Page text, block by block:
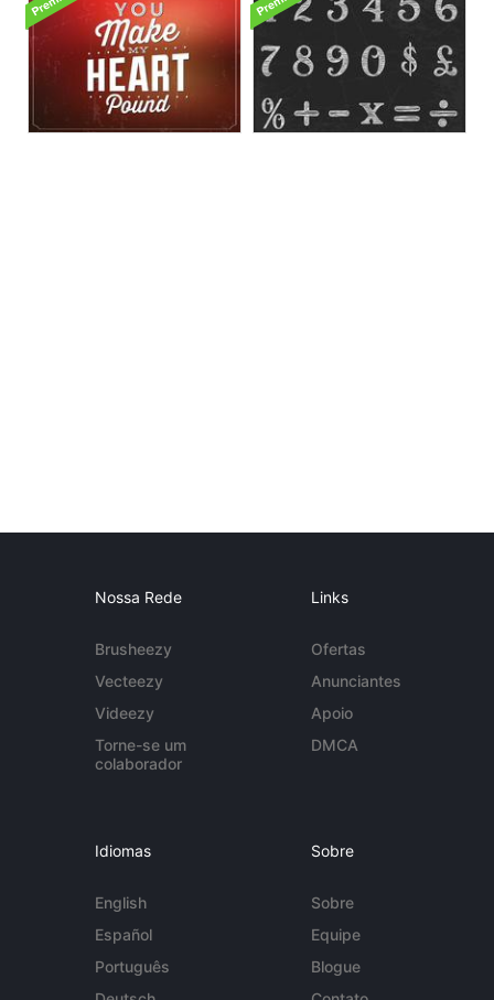
Nossa Rede
Brusheezy
Vecteezy
Videezy
Torne-se um
colaborador
Links
Ofertas
Anunciantes
Apoio
DMCA
Idiomas
English
Español
Português
Sobre
Sobre
Equipe
Blogue